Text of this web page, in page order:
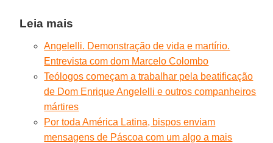
Leia mais
Angelelli. Demonstração de vida e martírio.
Entrevista com dom Marcelo Colombo
Teólogos começam a trabalhar pela beatificação
de Dom Enrique Angelelli e outros companheiros
mártires
Por toda América Latina, bispos enviam
mensagens de Páscoa com um algo a mais